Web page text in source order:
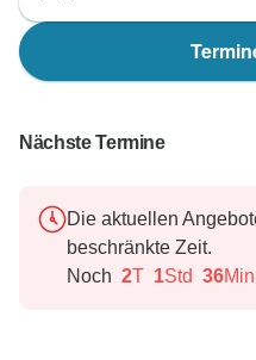
Nächste Termine
Die aktuellen
beschränkte Zeit.
Noch 2T 1Std 36Min